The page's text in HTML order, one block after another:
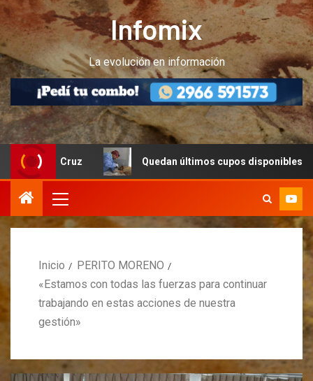
Infomix
La evolución en información
Cruz Quedan últimos cupos disponibles para
Inicio
PERITO MORENO
«Estamos con todas las fuerzas para continuar
trabajando en estas acciones de nuestra
gestión»